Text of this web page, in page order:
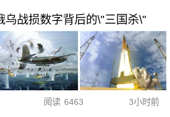
乌战损数字背后的\"三国杀\"
阅读 6463 3小时前